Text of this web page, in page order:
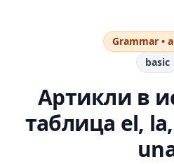
Grammar •
basic
Артикли в
таблица el,